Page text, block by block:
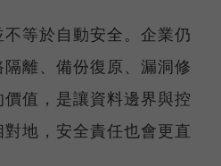
等於自動安全。企業仍
離、備份復原、漏洞修
值，是讓資料邊界與控
地，安全責任也會更直